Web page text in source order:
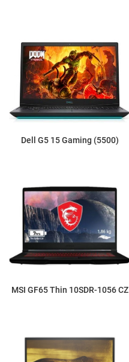
Dell G5 15 Gaming (5500)
MSI GF65 Thin 10SDR-1056 CZ